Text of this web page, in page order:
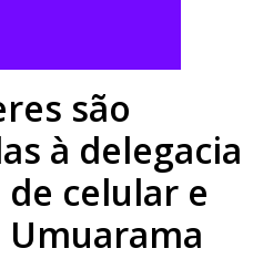
são
à delegacia
celular e